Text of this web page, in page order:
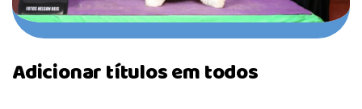
Adicionar títulos em todos